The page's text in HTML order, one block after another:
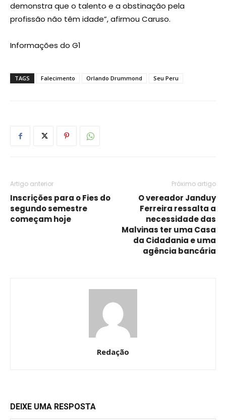
demonstra que o talento e a obstinação pela
profissão não têm idade”, afirmou Caruso.
Informações do G1
TAGS Falecimento Orlando Drummond Seu Peru
Artigo anterior
Inscrições para o Fies do
segundo semestre
começam hoje
Próximo artigo
O vereador Janduy
Ferreira ressalta a
necessidade das
Malvinas ter uma Casa
da Cidadania e uma
agência bancária
Redação
DEIXE UMA RESPOSTA